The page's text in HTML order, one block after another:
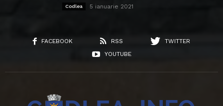
Codlea 5 ianuarie 2021
FACEBOOK RSS
TWITTER
YOUTUBE